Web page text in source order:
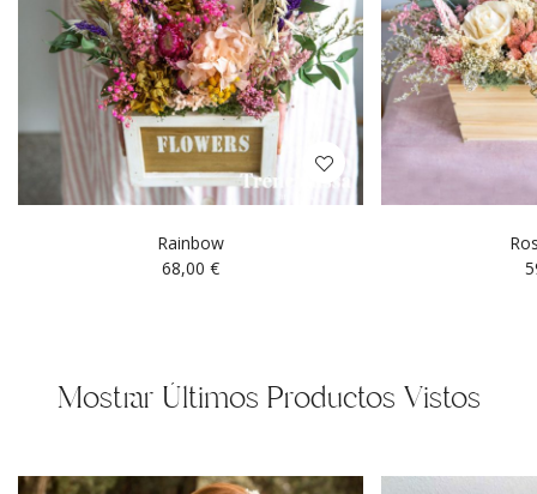
Rainbow
68,00 €
Mostrar Últimos Productos Vistos